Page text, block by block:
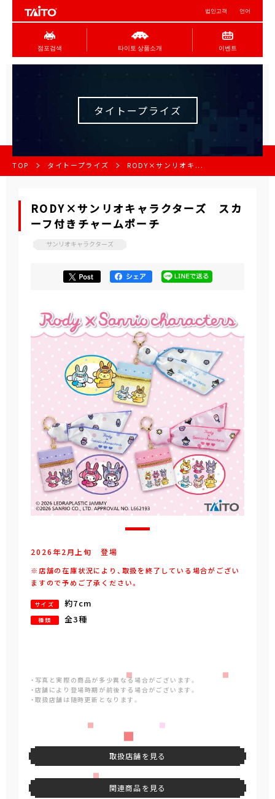
법인고객 언어
점포검색 타이토 상품소개 이벤트
タイトープライズ
TOP タイトープライズ RODY×サンリオキ...
RODY×サンリオキャラクターズ スカ
ーフ付きチャームポーチ
サンリオキャラクターズ
2026年2月 上旬 登場
※店舗の在庫状況により、取扱を終了している場合がござい
ますので予めご了承ください。
サイズ 約7cm
種類 全3種
・写真と実際の商品が多少異なる場合がございます。
・店舗により登場時期が前後する場合がございます。
・取扱店舗は随時更新となります。
取扱店舗を見る
関連商品を見る